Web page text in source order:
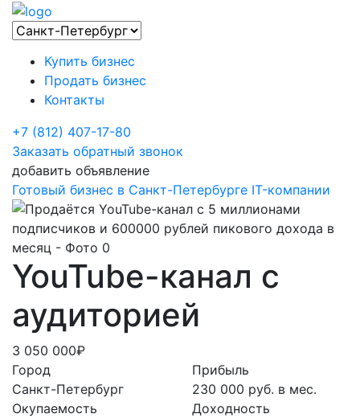
Купить бизнес
Продать бизнес
Контакты
+7 (812) 407-17-80
Заказать обратный звонок
добавить объявление
Готовый бизнес в Санкт-Петербурге IT-компании
YouTube-канал с
аудиторией
3 050 000₽
Город
Санкт-Петербург
Окупаемость
Прибыль
230 000 руб. в мес.
Доходность